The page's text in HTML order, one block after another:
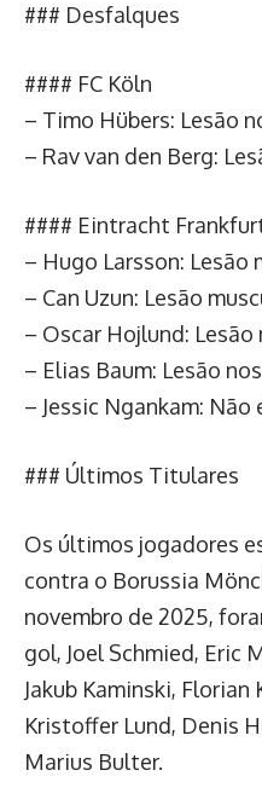
### Desfalques
#### FC Köln
– Timo Hübers: Lesão
– Rav van den Berg:
#### Eintracht
– Hugo Larsson: Lesão
– Can Uzun: Lesão
– Oscar Hojlund: Lesão
– Elias Baum: Lesão
– Jessic Ngankam:
### Últimos Titulares
Os últimos jogadores
contra o Borussia
novembro de 2025,
gol, Joel Schmied, Eric
Jakub Kaminski, Florian
Kristoffer Lund, Denis
Marius Bulter.